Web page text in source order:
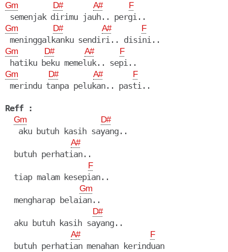
Gm D# A# F
Gm D# A# F
Gm D# A# F
Gm D# A# F
merindu tanpa pelukan.. pasti..
Reff :
Gm D#
   aku butuh kasih sayang..
A#
  butuh perhatian..
F
  tiap malam kesepian..
Gm
  mengharap belaian..
D#
  aku butuh kasih sayang..
A# F
  butuh perhatian menahan kerinduan